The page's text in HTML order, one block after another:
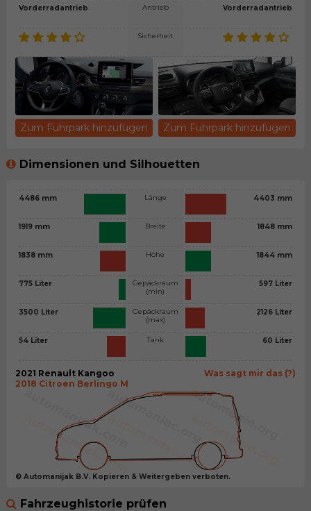
Vorderradantrieb Antrieb
Sicherheit
Vorderradantrieb
Zum Fuhrpark hinzufügen Zum Fuhrpark hinzufügen
Dimensionen und Silhouetten
4486 mm
1919 mm
1838 mm
775 Liter
3500 Liter
54 Liter
Länge
Breite
Höhe
Gepäckraum
(min)
Gepäckraum
(max)
Tank
4403 mm
1848 mm
1844 mm
597 Liter
2126 Liter
60 Liter
Was sagt mir das (?)
2021 Renault Kangoo
2018 Citroen Berlingo M
© Automanijak B.V. Kopieren & Weitergeben verboten.
Fahrzeughistorie prüfen